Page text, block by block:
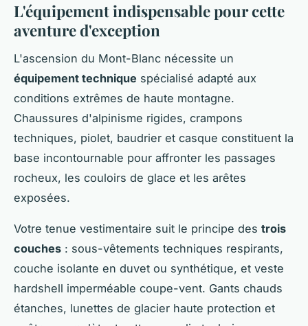
L'équipement indispensable pour cette
aventure d'exception
L'ascension du Mont-Blanc nécessite un
équipement technique spécialisé adapté aux
conditions extrêmes de haute montagne.
Chaussures d'alpinisme rigides, crampons
techniques, piolet, baudrier et casque constituent la
base incontournable pour affronter les passages
rocheux, les couloirs de glace et les arêtes
exposées.
Votre tenue vestimentaire suit le principe des trois
couches : sous-vêtements techniques respirants,
couche isolante en duvet ou synthétique, et veste
hardshell imperméable coupe-vent. Gants chauds
étanches, lunettes de glacier haute protection et